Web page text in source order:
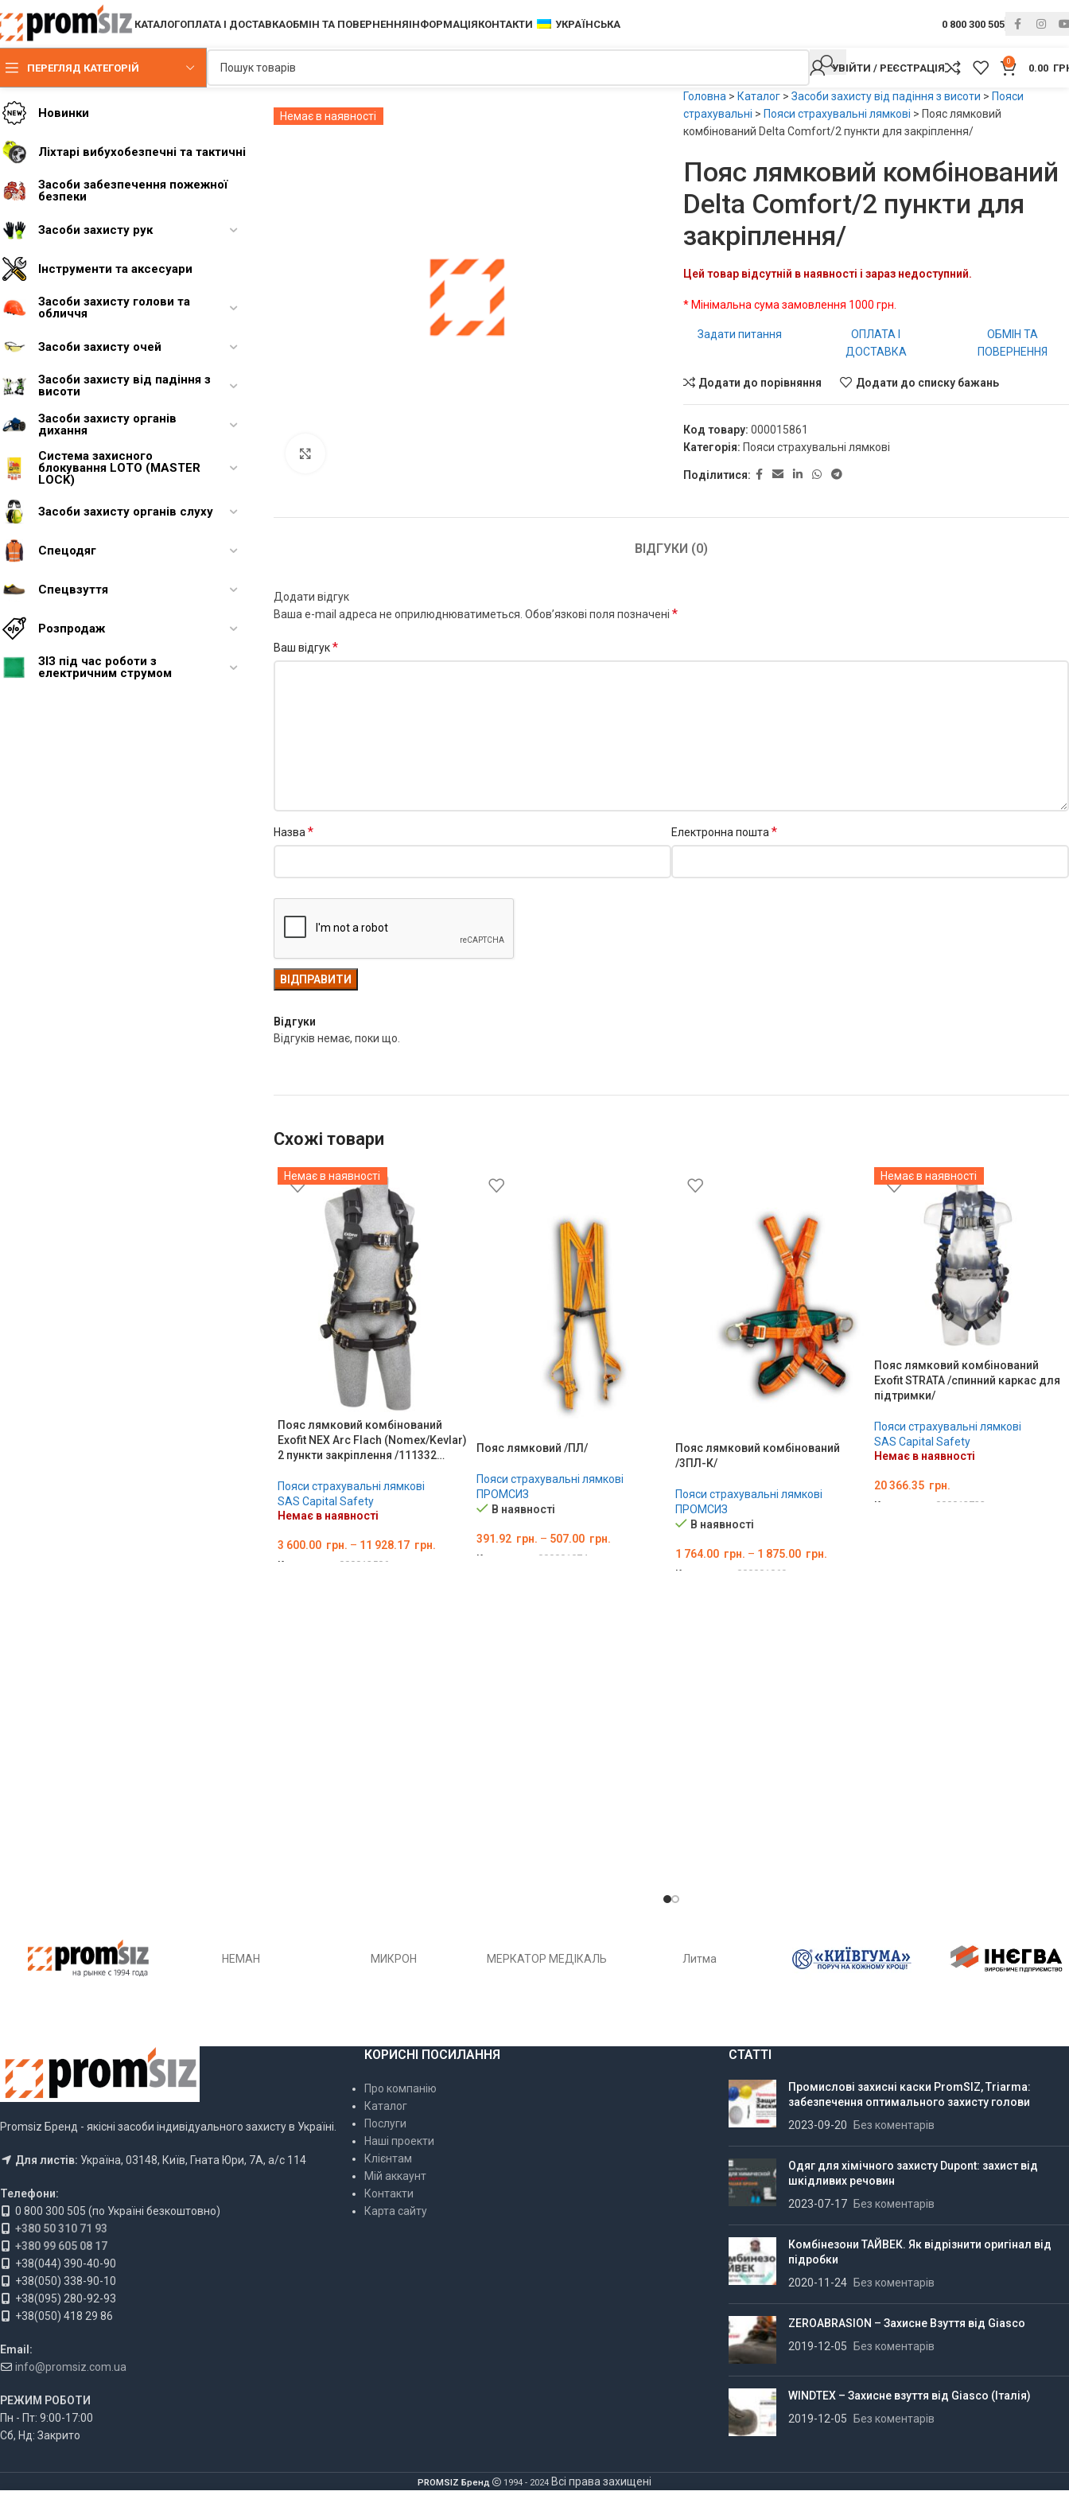
КАТАЛОГОПЛАТА І ДОСТАВКАОБМІН ТА ПОВЕРНЕННЯІНФОРМАЦІЯКОНТАКТИ УКРАЇНСЬКА 0 800 300 505
ПЕРЕГЛЯД КАТЕГОРІЙ УВІЙТИ / РЕЄСТРАЦІЯ
0
0.00
Новинки
Ліхтарі вибухобезпечні та тактичні
Засоби забезпечення пожежної
безпеки
Засоби захисту рук
Інструменти та аксесуари
Засоби захисту голови та
обличчя
Засоби захисту очей
Засоби захисту від падіння з
висоти
Засоби захисту органів
дихання
Система захисного
блокування LOTO (MASTER
LOCK)
Засоби захисту органів слуху
Спецодяг
Спецвзуття
Розпродаж
ЗІЗ під час роботи з
електричним струмом
Немає в наявності
Головна > Каталог> Засоби захисту від падіння з висоти > Пояси
страхувальні > Пояси страхувальні лямкові > Пояс лямковий
комбінований Delta Comfort/2 пункти для закріплення/
Пояс лямковий комбінований
Delta Comfort/2 пункти для
закріплення/
Цей товар відсутній в наявності і зараз недоступний.
* Мінімальна сума замовлення 1000 грн.
Задати питання
ОПЛАТА І
ДОСТАВКА
ОБМІН ТА
ПОВЕРНЕННЯ
Додати до порівняння Додати до списку бажань
Код товару: 000015861
Категорія: Пояси страхувальні лямкові
Поділитися:
ВІДГУКИ (0)
Відгуки
Відгуків немає, поки що.
Додати відгук
Ваша e-mail адреса не оприлюднюватиметься. Обов’язкові поля позначені *
Ваш відгук*
Назва * Електронна пошта *
Схожі товари
Немає в наявності
Пояс лямковий комбінований
Exofit NEX Arc Flach (Nomex/Kevlar)
2 пункти закріплення /111332…
Пояси страхувальні лямкові
SAS Capital Safety
Немає в наявності
3 600.00 грн. – 11 928.17 грн.
Код товару: 000012506
Пояс лямковий /ПЛ/
Пояси страхувальні лямкові
ПРОМСИЗ
В наявності
391.92 грн. – 507.00 грн.
Код товару: 000001074
Пояс лямковий комбінований
/3ПЛ-К/
Пояси страхувальні лямкові
ПРОМСИЗ
В наявності
1 764.00 грн. – 1 875.00 грн.
Код товару: 000001069
Немає в наявності
Пояс лямковий комбінований
Exofit STRATA /спинний каркас для
підтримки/
Пояси страхувальні лямкові
SAS Capital Safety
Немає в наявності
20 366.35 грн.
Код товару: 000013723
НЕМАН МИКРОН МЕРКАТОР МЕДІКАЛЬ Литма
Promsiz Бренд - якісні засоби індивідуального захисту в Україні.
Для листів: Україна, 03148, Київ, Гната Юри, 7А, а/с 114
Телефони:
0 800 300 505 (по Україні безкоштовно)
+380 50 310 71 93
+380 99 605 08 17
+38(044) 390-40-90
+38(050) 338-90-10
+38(095) 280-92-93
+38(050) 418 29 86
Email:
info@promsiz.com.ua
РЕЖИМ РОБОТИ
Пн - Пт: 9:00-17:00
Сб, Нд: Закрито
КОРИСНІ ПОСИЛАННЯ
Про компанію
Каталог
Послуги
Наші проекти
Клієнтам
Мій аккаунт
Контакти
Карта сайту
СТАТТІ
Промислові захисні каски PromSIZ, Triarma:
забезпечення оптимального захисту голови
2023-09-20 Без коментарів
Одяг для хімічного захисту Dupont: захист від
шкідливих речовин
2023-07-17 Без коментарів
Комбінезони ТАЙВЕК. Як відрізнити оригінал від
підробки
2020-11-24 Без коментарів
ZEROABRASION – Захисне Взуття від Giasco
2019-12-05 Без коментарів
WINDTEX – Захисне взуття від Giasco (Італія)
2019-12-05 Без коментарів
PROMSIZ Бренд 1994 - 2024 Всі права захищені